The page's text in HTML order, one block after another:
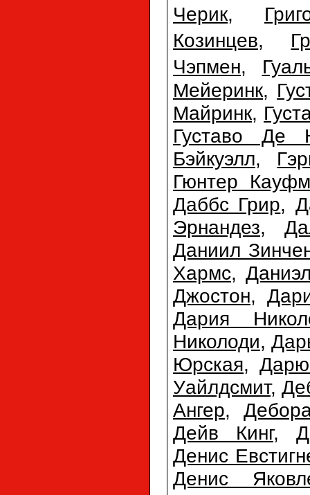
Черик,
Козинцев,
Чэпмен,
Мейеринк,
Майринк,
Густаво Де
Бэйкуэлл,
Гюнтер
Даббс Грир,
Эрнандез,
Даниил
Хармс,
Джостон,
Дария
Николоди,
Юрская,
Уайлдсмит,
Ангер,
Дейв Кинг,
Денис
Денис